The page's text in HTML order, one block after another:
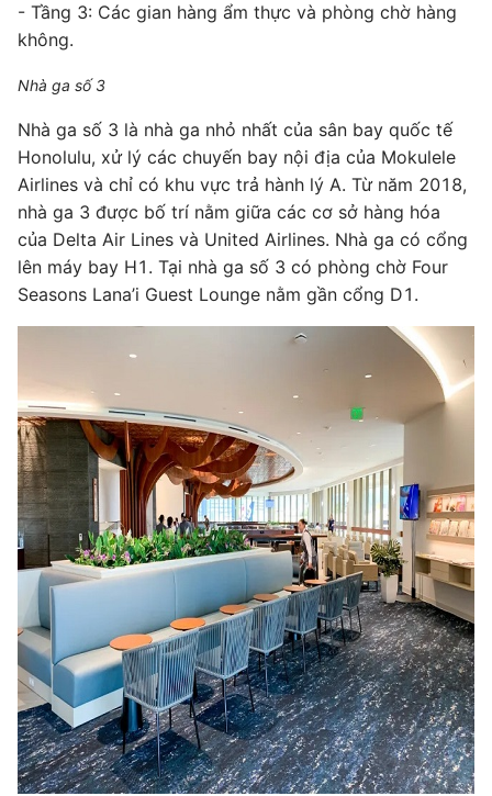
- Tầng 3: Các gian hàng ẩm thực và phòng chờ hàng
không.
Nhà ga số 3
Nhà ga số 3 là nhà ga nhỏ nhất của sân bay quốc tế
Honolulu, xử lý các chuyến bay nội địa của Mokulele
Airlines và chỉ có khu vực trả hành lý A. Từ năm 2018,
nhà ga 3 được bố trí nằm giữa các cơ sở hàng hóa
của Delta Air Lines và United Airlines. Nhà ga có cổng
lên máy bay H1. Tại nhà ga số 3 có phòng chờ Four
Seasons Lana’i Guest Lounge nằm gần cổng D1.